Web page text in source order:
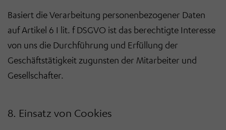
Basiert die Verarbeitung personenbezogener Daten
auf Artikel 6 I lit. f DSGVO ist das berechtigte Interesse
von uns die Durchführung und Erfüllung der
Geschäftstätigkeit zugunsten der Mitarbeiter und
Gesellschafter.
8. Einsatz von Cookies